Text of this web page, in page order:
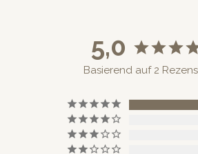
5,0
Basierend auf 2